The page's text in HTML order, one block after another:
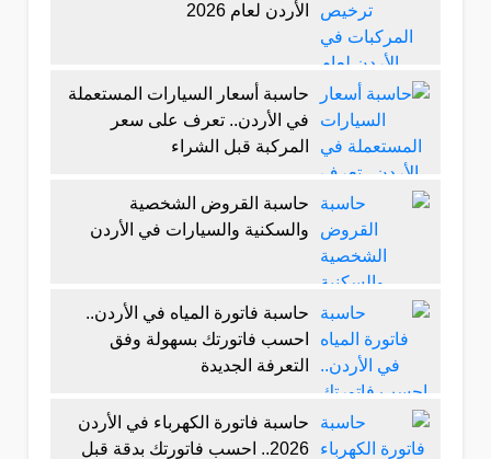
الأردن لعام 2026
حاسبة أسعار السيارات المستعملة
في الأردن.. تعرف على سعر
المركبة قبل الشراء
حاسبة القروض الشخصية
والسكنية والسيارات في الأردن
حاسبة فاتورة المياه في الأردن..
احسب فاتورتك بسهولة وفق
التعرفة الجديدة
حاسبة فاتورة الكهرباء في الأردن
2026.. احسب فاتورتك بدقة قبل